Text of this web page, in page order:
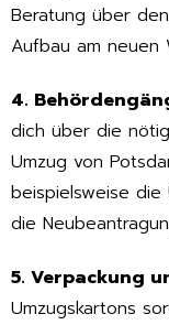
Beratung über
Aufbau am neuen
4.
dich über die
Umzug von
beispielsweise
die
5. Verpackung
Umzugskartons